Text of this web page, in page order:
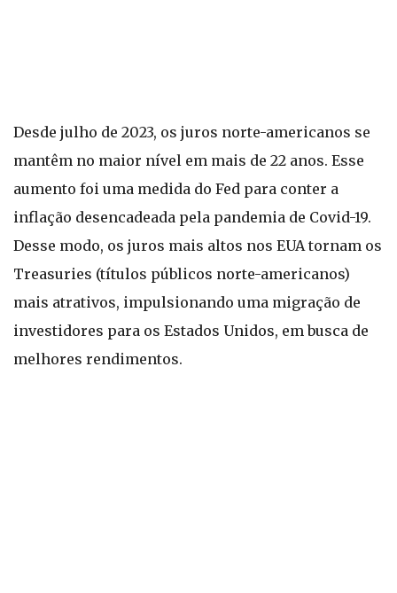
Desde julho de 2023, os juros norte-americanos se
mantêm no maior nível em mais de 22 anos. Esse
aumento foi uma medida do Fed para conter a
inflação desencadeada pela pandemia de Covid-19.
Desse modo, os juros mais altos nos EUA tornam os
Treasuries (títulos públicos norte-americanos)
mais atrativos, impulsionando uma migração de
investidores para os Estados Unidos, em busca de
melhores rendimentos.